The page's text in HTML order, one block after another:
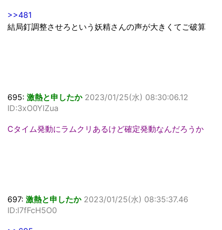
>>481
結局釘調整させろという妖精さんの声が大きくてご破算
695: 激熱と申したか 2023/01/25(水) 08:30:06.12
ID:3xO0YlZua
Cタイム発動にラムクリあるけど確定発動なんだろうか
697: 激熱と申したか 2023/01/25(水) 08:35:37.46
ID:l7fFcH5O0